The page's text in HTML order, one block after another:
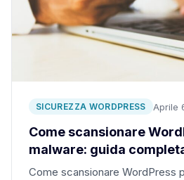
SICUREZZA WORDPRESS Aprile
Come scansionare
malware: guida
Come scansionare WordPress